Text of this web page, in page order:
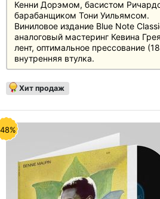
Кенни Дорэмом, басистом
барабанщиком Тони Уильямсом.
Виниловое издание Blue Note
аналоговый мастеринг Кевина
лент, оптимальное прессование
внутренняя втулка.
Хит продаж